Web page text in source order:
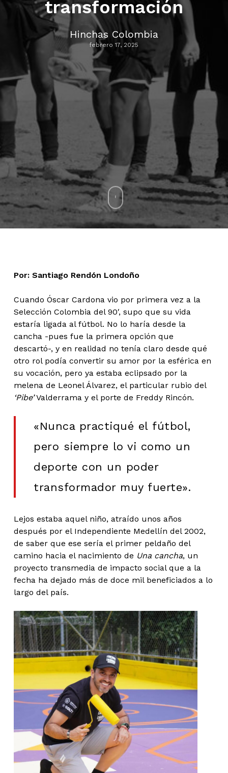
transformación
Hinchas Colombia
febrero 17, 2025
Por: Santiago Rendón Londoño
Cuando Óscar Cardona vio por primera vez a la
Selección Colombia del 90′, supo que su vida
estaría ligada al fútbol. No lo haría desde la
cancha -pues fue la primera opción que
descartó-, y en realidad no tenía claro desde qué
otro rol podía convertir su amor por la esférica en
su vocación, pero ya estaba eclipsado por la
melena de Leonel Álvarez, el particular rubio del
‘Pibe’Valderrama y el porte de Freddy Rincón.
«Nunca practiqué el fútbol,
pero siempre lo vi como un
deporte con un poder
transformador muy fuerte».
Lejos estaba aquel niño, atraído unos años
después por el Independiente Medellín del 2002,
de saber que ese sería el primer peldaño del
camino hacia el nacimiento de Una cancha, un
proyecto transmedia de impacto social que a la
fecha ha dejado más de doce mil beneficiados a lo
largo del país.